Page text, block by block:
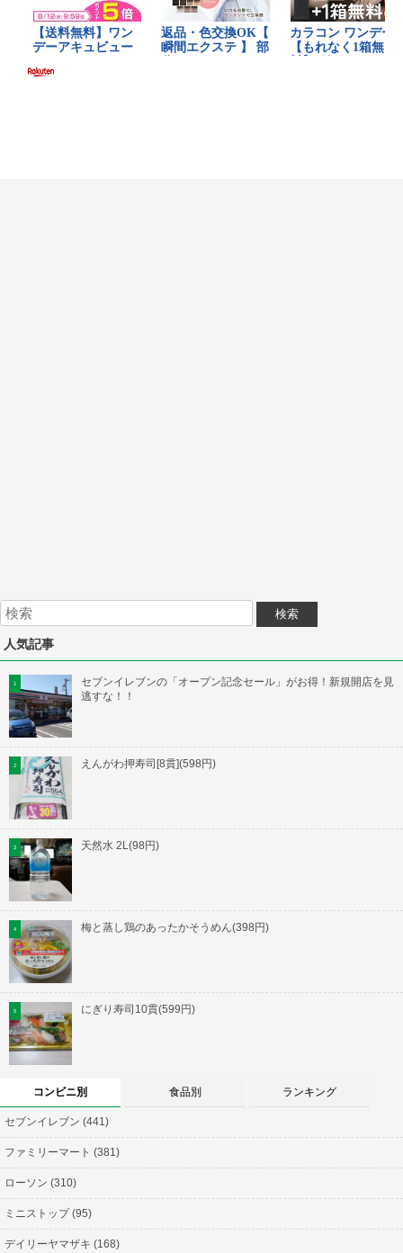
人気記事
セブンイレブンの「オープン記念セール」がお得！新規開店を見
逃すな！！
えんがわ押寿司[8貫](598円)
天然水 2L(98円)
梅と蒸し鶏のあったかそうめん(398円)
にぎり寿司10貫(599円)
コンビニ別 食品別 ランキング
セブンイレブン (441)
ファミリーマート (381)
ローソン (310)
ミニストップ (95)
デイリーヤマザキ (168)